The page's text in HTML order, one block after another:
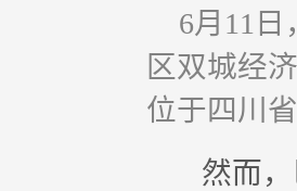
6月11
区双城经
位于四川
然而，巴